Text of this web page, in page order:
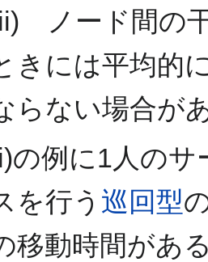
ノード間の
きには平均的
らない場合が
の例に1人の
を行う 巡回型
移動時間があ